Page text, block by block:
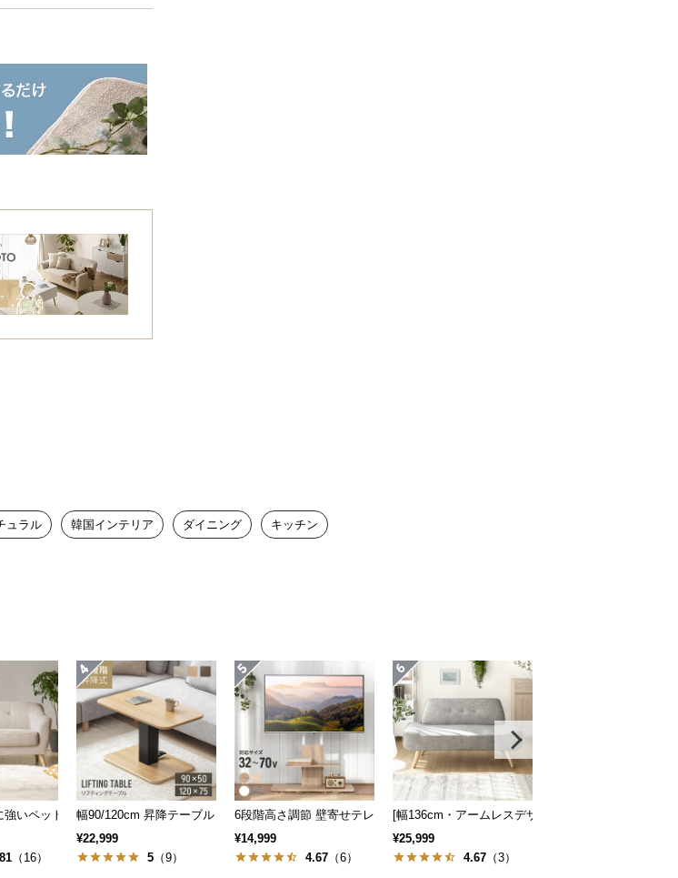
ュラル 韓国インテリア ダイニング キッチン
ァベッド リクライニング 天然木フレーム 北欧
強いペット対応生地も] 天然木脚 2人掛けコンパクトソファ 北欧風
（16）
幅90/120cm 昇降テーブル デスク 無段階高さ調節 ガス圧昇降式 ダイニング 高さ55~70cm
¥22,999
5 （9）
6段階高さ調節 壁寄せテレビスタンド キャスター付き 左右角度調節機能
¥14,999
4.67 （6）
[幅136cm・アームレスデザイン] 北欧風 2人掛けソフ
¥25,999
4.67 （3）